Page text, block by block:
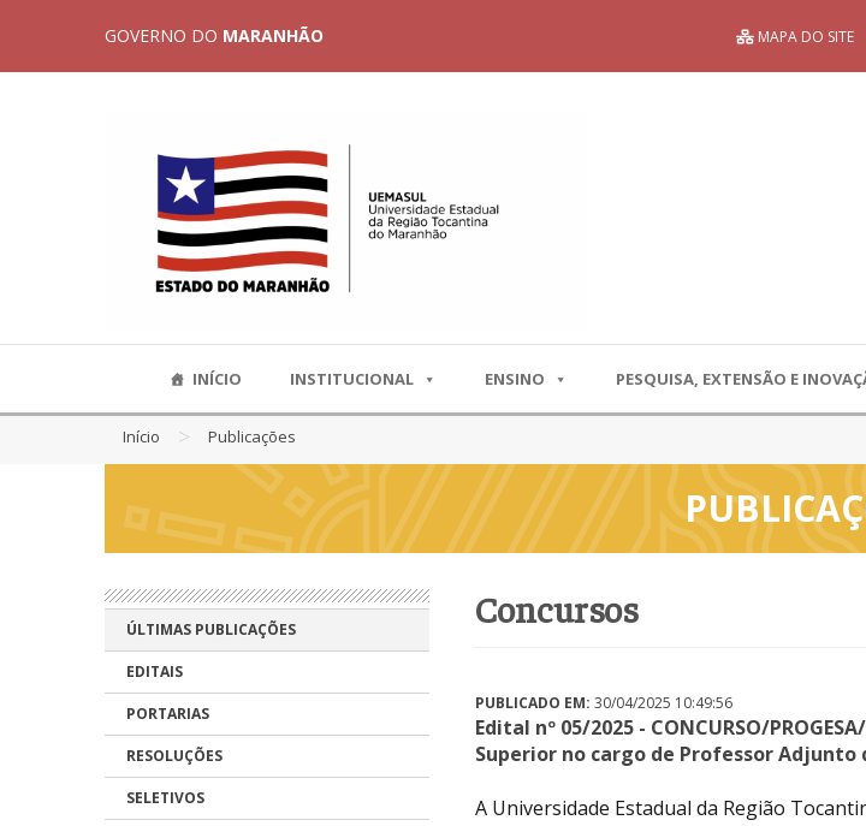
GOVERNO DO MARANHÃO MAPA DO SITE
INÍCIO INSTITUCIONAL ENSINO PESQUISA, EXTENSÃO E
Início > Publicações
ÚLTIMAS PUBLICAÇÕES
EDITAIS
PORTARIAS
RESOLUÇÕES
SELETIVOS
concursos
PUBLICADO EM: 30/04/2025 10:49:56
Edital nº 05/2025 - CONCURSO/
Superior no cargo de Professor Adjunto
A Universidade Estadual da Região